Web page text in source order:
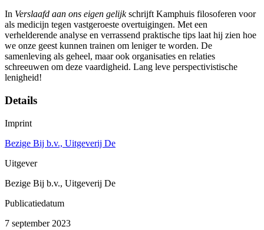
In Verslaafd aan ons eigen gelijkschrijft Kamphuis filosoferen voor
als medicijn tegen vastgeroeste overtuigingen. Met een
verhelderende analyse en verrassend praktische tips laat hij zien hoe
we onze geest kunnen trainen om leniger te worden. De
samenleving als geheel, maar ook organisaties en relaties
schreeuwen om deze vaardigheid. Lang leve perspectivistische
lenigheid!
Details
Imprint
Bezige Bij b.v., Uitgeverij De
Uitgever
Bezige Bij b.v., Uitgeverij De
Publicatiedatum
7 september 2023